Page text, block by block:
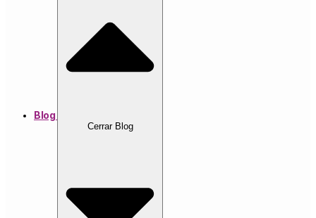
Blog
Cerrar Blog